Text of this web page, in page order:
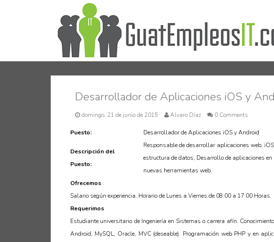
Desarrollador de Aplicaciones iOS y
domingo, 21 de junio de 2015 Alvaro Díaz 0 Comments
Puesto: Desarrollador de Aplicaciones iOS y Android
Descripción del
Puesto:
Responsable de desarrollar aplicaciones web,
estructura de datos, Desarrollo de aplicaciones
nuevas herramientas web.
Ofrecemos
Salario según experiencia. Horario de Lunes a Viernes de 08:00 a 17:00 Horas.
Requerimos
Estudiante universitario de Ingeniería en Sistemas o carrera afín.
Android, MySQL, Oracle, MVC (deseable). Programación web PHP y en